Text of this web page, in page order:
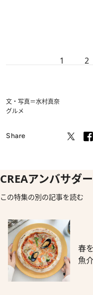
1 2
文・写真＝水村真奈
グルメ
Share
CREAアンバサダ
この特集の別の記事を読む
春
魚